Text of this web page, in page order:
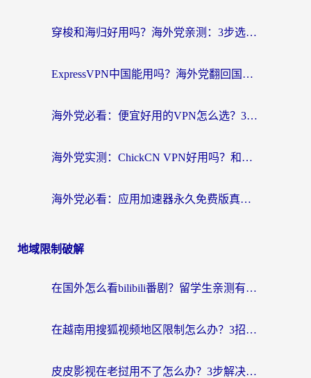
穿梭和海归好用吗？海外党亲测：3步选对回国加速器，无缝刷国内剧玩手游
ExpressVPN中国能用吗？海外党翻回国内的加速器选择指南（附番茄加速器实测）
海外党必看：便宜好用的VPN怎么选？3步解决回国访问难题+Steam改区技巧
海外党实测：ChickCN VPN好用吗？和OurPlay VPN对比哪个回国效果更好？附避坑指南
海外党必看：应用加速器永久免费版真的靠谱吗？教你选对回国加速器无缝刷国内资源
地域限制破解
在国外怎么看bilibili番剧？留学生亲测有效的地域限制突破指南（附酷我酷狗音乐解决方法）
在越南用搜狐视频地区限制怎么办？3招解决海外看国内剧难题（附西瓜视频CCTV观看技巧）
皮皮影视在老挝用不了怎么办？3步解决海外看国内影视&财经的痛点